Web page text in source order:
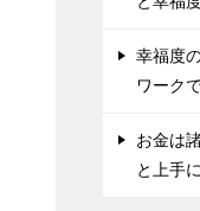
幸福度
ワーク
お金は
と上手